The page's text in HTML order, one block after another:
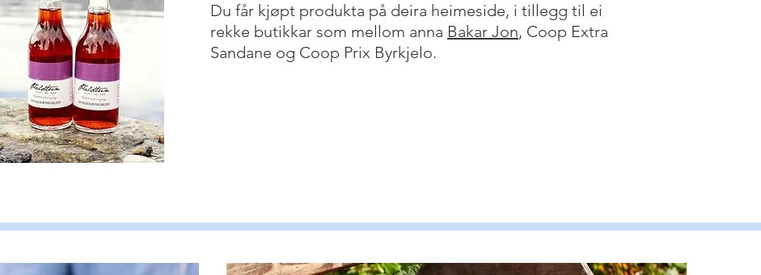
Du får kjøpt produkta på deira heimeside, i tillegg til ei
rekke butikkar som mellom anna Bakar Jon, Coop Extra
Sandane og Coop Prix Byrkjelo.